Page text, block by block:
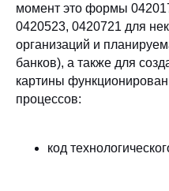
момент это формы
0420523, 0420721 для
организаций и
банков), а также для
картины
процессов:
код